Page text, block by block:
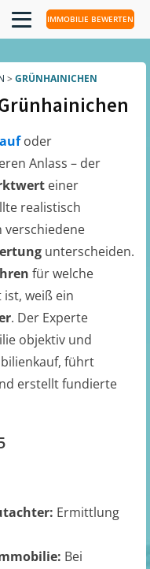
IMMOBILIE BEWERTEN
> GRÜNHAINICHEN
oder
Anlass – der
einer
realistisch
verschiedene
unterscheiden.
für welche
weiß ein
. Der Experte
objektiv und
führt
erstellt fundierte
Ermittlung
Bei